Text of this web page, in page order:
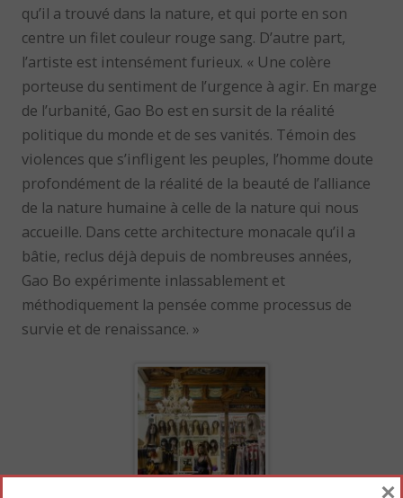
qu’il a trouvé dans la nature, et qui porte en son
centre un filet couleur rouge sang. D’autre part,
l’artiste est intensément furieux. « Une colère
porteuse du sentiment de l’urgence à agir. En marge
de l’urbanité, Gao Bo est en sursit de la réalité
politique du monde et de ses vanités. Témoin des
violences que s’infligent les peuples, l’homme doute
profondément de la réalité de la beauté de l’alliance
de la nature humaine à celle de la nature qui nous
accueille. Dans cette architecture monacale qu’il a
bâtie, reclus déjà depuis de nombreuses années,
Gao Bo expérimente inlassablement et
méthodiquement la pensée comme processus de
survie et de renaissance. »